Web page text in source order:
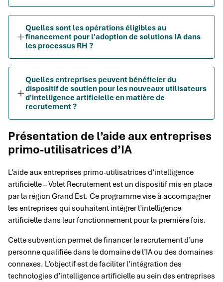
Quelles sont les opérations éligibles au
financement pour l'adoption de solutions IA dans
les processus RH ?
Quelles entreprises peuvent bénéficier du
dispositif de soutien pour les nouveaux utilisateurs
d'intelligence artificielle en matière de
recrutement ?
Présentation de l’aide aux entreprises
primo-utilisatrices d’IA
L’aide aux entreprises primo-utilisatrices d’intelligence
artificielle – Volet Recrutement est un dispositif mis en place
par la région Grand Est. Ce programme vise à accompagner
les entreprises qui souhaitent intégrer l’intelligence
artificielle dans leur fonctionnement pour la première fois.
Cette subvention permet de financer le recrutement d’une
personne qualifiée dans le domaine de l’IA ou des domaines
connexes. L’objectif est de faciliter l’intégration des
technologies d’intelligence artificielle au sein des entreprises